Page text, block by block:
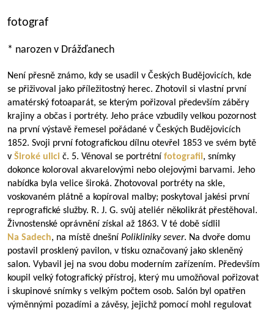
fotograf
* narozen v Drážďanech
Není přesně známo, kdy se usadil v Českých Budějovicích, kde
se přiživoval jako příležitostný herec. Zhotovil si vlastní první
amatérský fotoaparát, se kterým pořizoval především záběry
krajiny a občas i portréty. Jeho práce vzbudily velkou pozornost
na první výstavě řemesel pořádané v Českých Budějovicích
1852. Svoji první fotografickou dílnu otevřel 1853 ve svém bytě
v Široké ulici č. 5. Věnoval se portrétní fotografii, snímky
dokonce koloroval akvarelovými nebo olejovými barvami. Jeho
nabídka byla velice široká. Zhotovoval portréty na skle,
voskovaném plátně a kopíroval malby; poskytoval jakési první
reprografické služby. R. J. G. svůj ateliér několikrát přestěhoval.
Živnostenské oprávnění získal až 1863. V té době sídlil
Na Sadech, na místě dnešní Polikliniky sever. Na dvoře domu
postavil prosklený pavilon, v tisku označovaný jako skleněný
salon. Vybavil jej na svou dobu moderním zařízením. Především
koupil velký fotografický přístroj, který mu umožňoval pořizovat
i skupinové snímky s velkým počtem osob. Salón byl opatřen
výměnnými pozadími a závěsy, jejichž pomocí mohl regulovat